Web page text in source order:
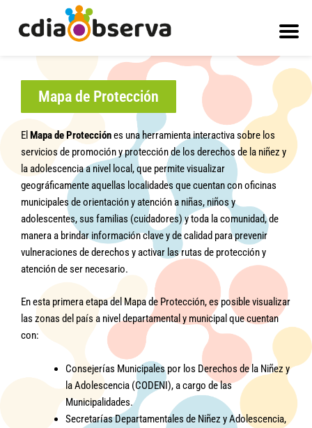
contenido
Mapa de Protección
El Mapa de Protecciónes una herramienta interactiva sobre los
servicios de promoción y protección de los derechos de la niñez y
la adolescencia a nivel local, que permite visualizar
geográficamente aquellas localidades que cuentan con oficinas
municipales de orientación y atención a niñas, niños y
adolescentes, sus familias (cuidadores) y toda la comunidad, de
manera a brindar información clave y de calidad para prevenir
vulneraciones de derechos y activar las rutas de protección y
atención de ser necesario.
En esta primera etapa del Mapa de Protección, es posible visualizar
las zonas del país a nivel departamental y municipal que cuentan
con:
Consejerías Municipales por los Derechos de la Niñez y
la Adolescencia (CODENI), a cargo de las
Municipalidades.
Secretarías Departamentales de Niñez y Adolescencia,